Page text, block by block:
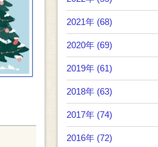
2021年 (68)
2020年 (69)
2019年 (61)
2018年 (63)
2017年 (74)
2016年 (72)